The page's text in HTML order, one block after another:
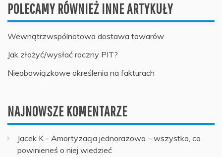
POLECAMY RÓWNIEŻ INNE ARTYKUŁY
Wewnątrzwspólnotowa dostawa towarów
Jak złożyć/wysłać roczny PIT?
Nieobowiązkowe określenia na fakturach
NAJNOWSZE KOMENTARZE
Jacek K- Amortyzacja jednorazowa – wszystko, co
powinieneś o niej wiedzieć